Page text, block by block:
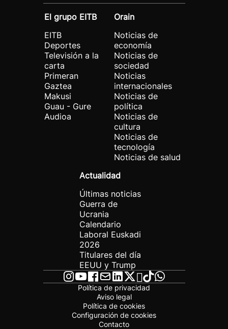
El grupo EITB
EITB
Deportes
Televisión a la
carta
Primeran
Gaztea
Makusi
Guau - Gure
Audioa
Orain
Noticias de
economía
Noticias de
sociedad
Noticias
internacionales
Noticias de
política
Noticias de
cultura
Noticias de
tecnología
Noticias de salud
Actualidad
Últimas noticias
Guerra de
Ucrania
Calendario
Laboral Euskadi
2026
Titulares del día
EEUU y Trump
Política de privacidad
Aviso legal
Política de cookies
Configuración de cookies
Contacto